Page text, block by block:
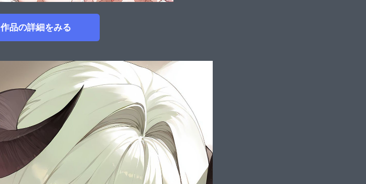
作品の詳細をみる